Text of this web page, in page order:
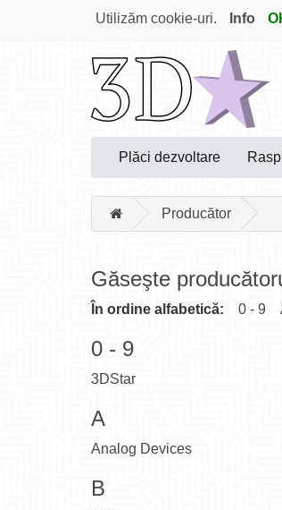
Utilizăm cookie-uri. Info
Plăci dezvoltare
Producător
Găseşte
În ordine alfabetică: 0 - 9
0 - 9
3DStar
A
Analog Devices
B